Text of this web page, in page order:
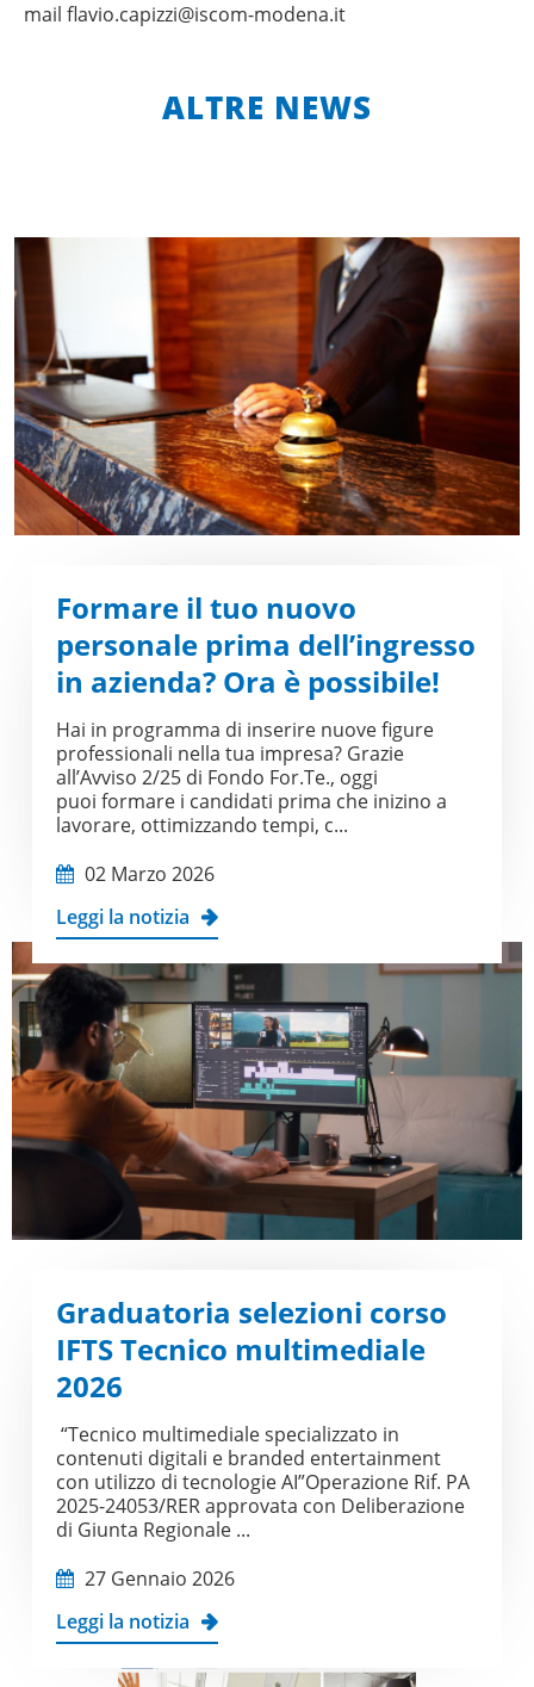
mail flavio.capizzi@iscom-modena.it
ALTRE NEWS
Formare il tuo nuovo
personale prima dell’ingresso
in azienda? Ora è possibile!
Hai in programma di inserire nuove figure
professionali nella tua impresa? Grazie
all’Avviso 2/25 di Fondo For.Te., oggi
puoi formare i candidati prima che inizino a
lavorare, ottimizzando tempi, c...
02 Marzo 2026
Leggi la notizia
Graduatoria selezioni corso
IFTS Tecnico multimediale
2026
“Tecnico multimediale specializzato in
contenuti digitali e branded entertainment
con utilizzo di tecnologie AI”Operazione Rif. PA
2025-24053/RER approvata con Deliberazione
di Giunta Regionale ...
27 Gennaio 2026
Leggi la notizia